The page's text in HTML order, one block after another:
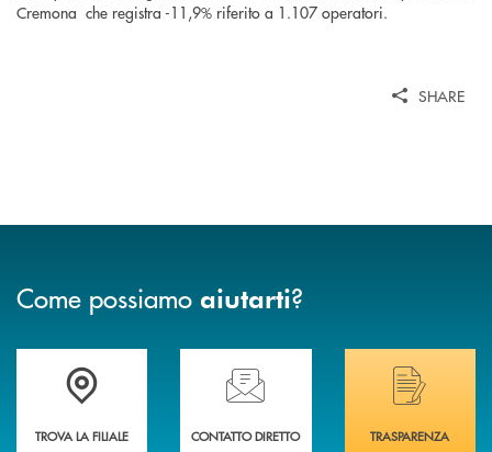
Cremona che registra -11,9% riferito a 1.107 operatori.
SHARE
Come possiamo aiutarti?
Trova la filiale più vicina a Te
TROVA LA FILIALE
Hai bisogno di assistenza immediata?
CONTATTO DIRETTO
Hai bisogno di
TRASPARENZA